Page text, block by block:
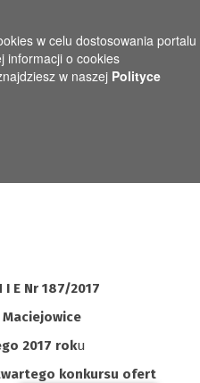
w celu dostosowania portalu
informacji o cookies
w naszej Polityce
I E Nr 187/2017
2017 roku
konkursu ofert